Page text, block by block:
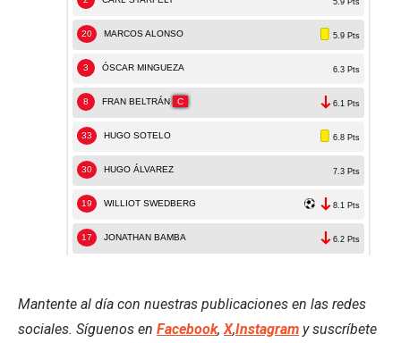
Mantente al día con nuestras publicaciones en las redes
sociales. Síguenos en Facebook,X,Instagram y suscríbete